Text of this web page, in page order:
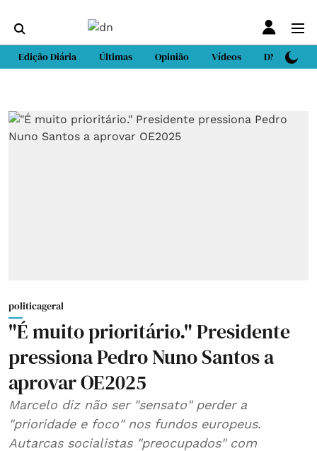
Edição Diária Últimas Opinião Vídeos DN Sport
politicageral
"É muito prioritário." Presidente
pressiona Pedro Nuno Santos a
aprovar OE2025
Marcelo diz não ser "sensato" perder a
"prioridade e foco" nos fundos europeus.
Autarcas socialistas "preocupados" com